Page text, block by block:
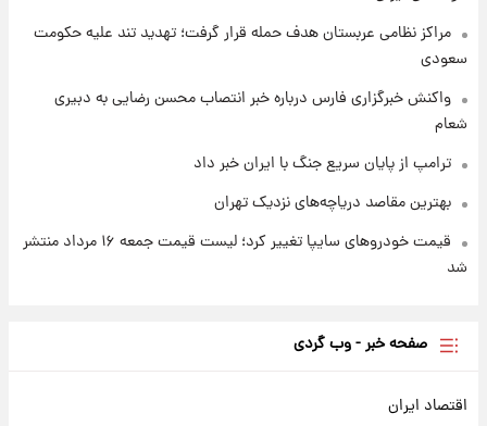
مراکز نظامی عربستان هدف حمله قرار گرفت؛ تهدید تند علیه حکومت
سعودی
واکنش خبرگزاری فارس درباره خبر انتصاب محسن رضایی به دبیری
شعام
ترامپ از پایان سریع جنگ با ایران خبر داد
بهترین مقاصد دریاچه‌های نزدیک تهران
قیمت خودروهای سایپا تغییر کرد؛ لیست قیمت جمعه ۱۶ مرداد منتشر
شد
صفحه خبر - وب گردی
اقتصاد ایران